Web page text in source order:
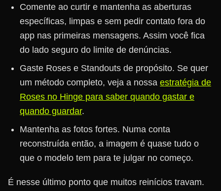
Comente ao curtir e mantenha as aberturas
específicas, limpas e sem pedir contato fora do
app nas primeiras mensagens. Assim você fica
do lado seguro do limite de denúncias.
Gaste Roses e Standouts de propósito. Se quer
um método completo, veja a nossa estratégia de
Roses no Hinge para saber quando gastar e
quando guardar.
Mantenha as fotos fortes. Numa conta
reconstruída então, a imagem é quase tudo o
que o modelo tem para te julgar no começo.
É nesse último ponto que muitos reinícios travam.